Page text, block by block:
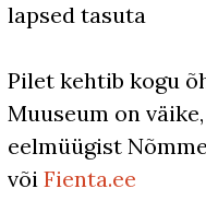
lapsed tasuta
Pilet kehtib kogu
Muuseum on
eelmüügist
või Fienta.ee